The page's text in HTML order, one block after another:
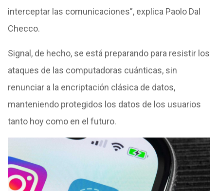
interceptar las comunicaciones”, explica Paolo Dal
Checco.
Signal, de hecho, se está preparando para resistir los
ataques de las computadoras cuánticas, sin
renunciar a la encriptación clásica de datos,
manteniendo protegidos los datos de los usuarios
tanto hoy como en el futuro.